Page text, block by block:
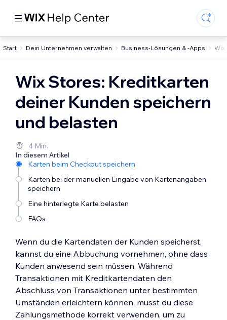
Start Dein Unternehmen verwalten Business-Lösungen & -Apps Wix
Wix Stores: Kreditkarten
deiner Kunden speichern
und belasten
4 Min.
In diesem Artikel
Karten beim Checkout speichern
Karten bei der manuellen Eingabe von Kartenangaben
speichern
Eine hinterlegte Karte belasten
FAQs
Wenn du die Kartendaten der Kunden speicherst,
kannst du eine Abbuchung vornehmen, ohne dass
Kunden anwesend sein müssen. Während
Transaktionen mit Kreditkartendaten den
Abschluss von Transaktionen unter bestimmten
Umständen erleichtern können, musst du diese
Zahlungsmethode korrekt verwenden, um zu